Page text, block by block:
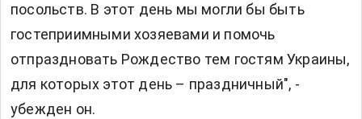
посольств. В этот день мы могли бы быть
гостеприимными хозяевами и помочь
отпраздновать Рождество тем гостям Украины,
для которых этот день – праздничный", -
убежден он.